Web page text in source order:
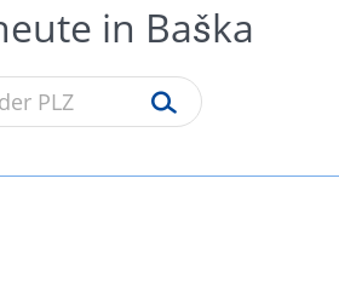
in Baška